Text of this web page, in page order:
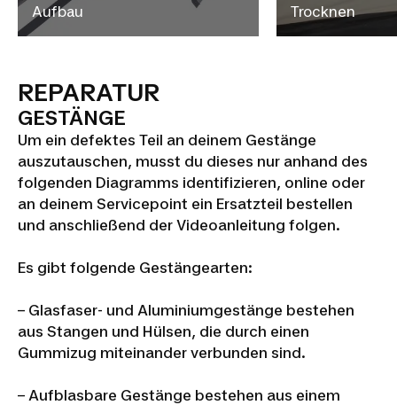
Aufbau Trocknen
REPARATUR
GESTÄNGE
Um ein defektes Teil an deinem Gestänge
auszutauschen, musst du dieses nur anhand des
folgenden Diagramms identifizieren, online oder
an deinem Servicepoint ein Ersatzteil bestellen
und anschließend der Videoanleitung folgen.
Es gibt folgende Gestängearten:
– Glasfaser- und Aluminiumgestänge bestehen
aus Stangen und Hülsen, die durch einen
Gummizug miteinander verbunden sind.
– Aufblasbare Gestänge bestehen aus einem